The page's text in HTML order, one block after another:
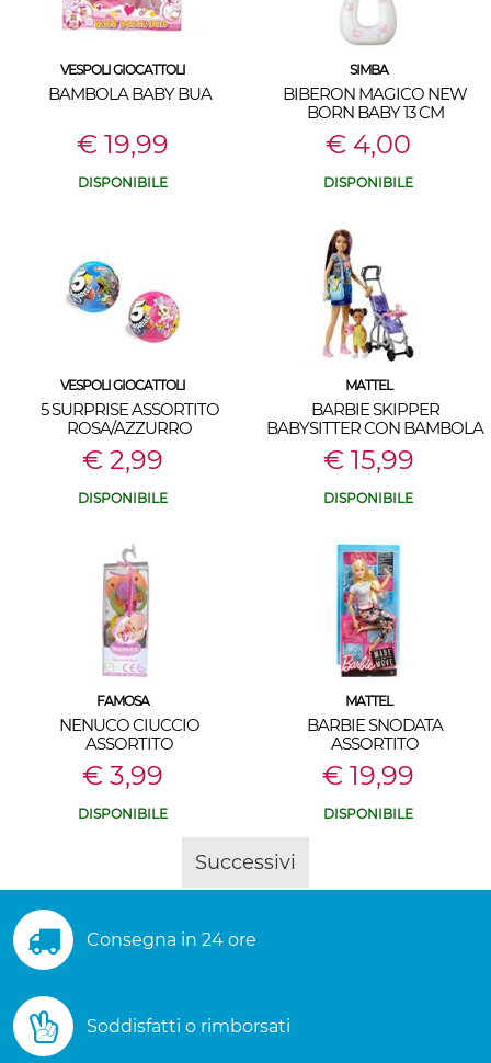
VESPOLI GIOCATTOLI
BAMBOLA BABY BUA
€ 19,99
DISPONIBILE
SIMBA
BIBERON MAGICO NEW
BORN BABY 13 CM
€ 4,00
DISPONIBILE
VESPOLI GIOCATTOLI
5 SURPRISE ASSORTITO
ROSA/AZZURRO
€ 2,99
DISPONIBILE
MATTEL
BARBIE SKIPPER
BABYSITTER CON BAMBOLA
BEBE' E PASSEGGINO
€ 15,99
DISPONIBILE
FAMOSA
NENUCO CIUCCIO
ASSORTITO
€ 3,99
DISPONIBILE
MATTEL
BARBIE SNODATA
ASSORTITO
€ 19,99
DISPONIBILE
Successivi
Consegna in 24 ore
Soddisfatti o rimborsati